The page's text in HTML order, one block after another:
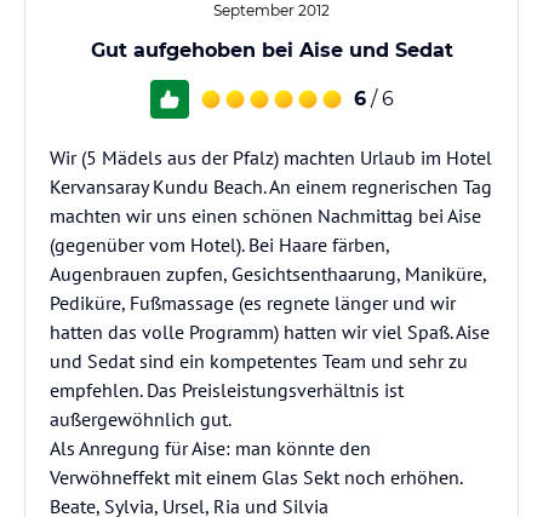
September 2012
Gut aufgehoben bei Aise und Sedat
6 / 6
Wir (5 Mädels aus der Pfalz) machten Urlaub im Hotel
Kervansaray Kundu Beach. An einem regnerischen Tag
machten wir uns einen schönen Nachmittag bei Aise
(gegenüber vom Hotel). Bei Haare färben,
Augenbrauen zupfen, Gesichtsenthaarung, Maniküre,
Pediküre, Fußmassage (es regnete länger und wir
hatten das volle Programm) hatten wir viel Spaß. Aise
und Sedat sind ein kompetentes Team und sehr zu
empfehlen. Das Preisleistungsverhältnis ist
außergewöhnlich gut.
Als Anregung für Aise: man könnte den
Verwöhneffekt mit einem Glas Sekt noch erhöhen.
Beate, Sylvia, Ursel, Ria und Silvia